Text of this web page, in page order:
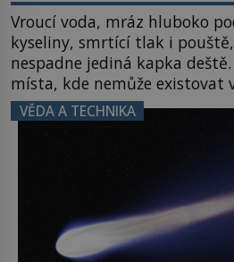
Vroucí voda, mráz hluboko
kyseliny, smrtící tlak i
nespadne jediná kapka
místa, kde nemůže existovat
právě tady vědci objevují
posouvají hranice života.
napovídá, kde bychom jednou
VĚDA A TECHNIKA